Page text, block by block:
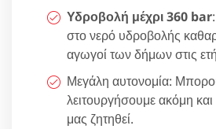
Υδροβολή μέχρι 360 bar
στο νερό υδροβολής
αγωγοί των δήμων στις
Μεγάλη αυτονομία:
λειτουργήσουμε ακόμη και
μας ζητηθεί.